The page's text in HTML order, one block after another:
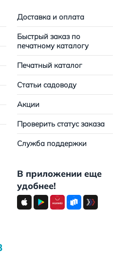
Доставка и оплата
Быстрый заказ по
печатному каталогу
Печатный каталог
Статьи садоводу
Акции
Проверить статус заказа
Служба поддержки
В приложении еще
удобнее!